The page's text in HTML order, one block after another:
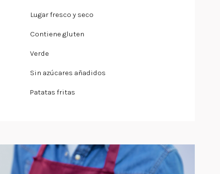
Lugar fresco y seco
Contiene gluten
Verde
Sin azúcares añadidos
Patatas fritas